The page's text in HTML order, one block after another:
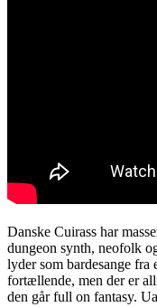
Danske Cuirass har
dungeon synth, neofolk
lyder som bardesange
fortællende, men der er
den går full on fantasy.